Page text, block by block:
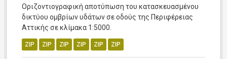
Οριζοντιογραφική αποτύπωση του κατασκευασμένου
δικτύου ομβρίων υδάτων σε οδούς της Περιφέρειας
Αττικής σε κλίμακα 1:5000.
ZIP ZIP ZIP ZIP ZIP ZIP